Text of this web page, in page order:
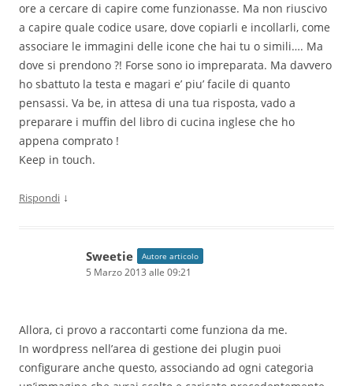
ore a cercare di capire come funzionasse. Ma non riuscivo
a capire quale codice usare, dove copiarli e incollarli, come
associare le immagini delle icone che hai tu o simili…. Ma
dove si prendono ?! Forse sono io impreparata. Ma davvero
ho sbattuto la testa e magari e’ piu’ facile di quanto
pensassi. Va be, in attesa di una tua risposta, vado a
preparare i muffin del libro di cucina inglese che ho
appena comprato !
Keep in touch.
Rispondi ↓
Sweetie Autore articolo
5 Marzo 2013 alle 09:21
Allora, ci provo a raccontarti come funziona da me.
In wordpress nell’area di gestione dei plugin puoi
configurare anche questo, associando ad ogni categoria